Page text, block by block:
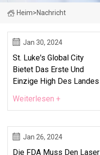
Heim>Nachricht
Jan 30, 2024
St. Luke's Global City
Bietet Das Erste Und
Einzige High Des Landes
Weiterlesen +
Jan 26, 2024
Die FDA Muss Den Laser